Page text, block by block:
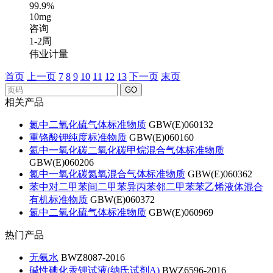
99.9%
10mg
咨询
1-2周
伟业计量
首页 上一页 7 8 9 10 11 12 13 下一页 末页
GO
相关产品
氮中二氧化硫气体标准物质 GBW(E)060132
重铬酸钾纯度标准物质 GBW(E)060160
氦中一氧化碳二氧化碳甲烷混合气体标准物质
GBW(E)060206
氮中一氧化碳氦氧混合气体标准物质 GBW(E)060362
苯中对二甲苯间二甲苯异丙苯邻二甲苯苯乙烯液体混合
有机标准物质 GBW(E)060372
氮中二氧化硫气体标准物质 GBW(E)060969
热门产品
无氨水 BWZ8087-2016
碱性碘化汞钾试液(纳氏试剂A) BWZ6596-2016